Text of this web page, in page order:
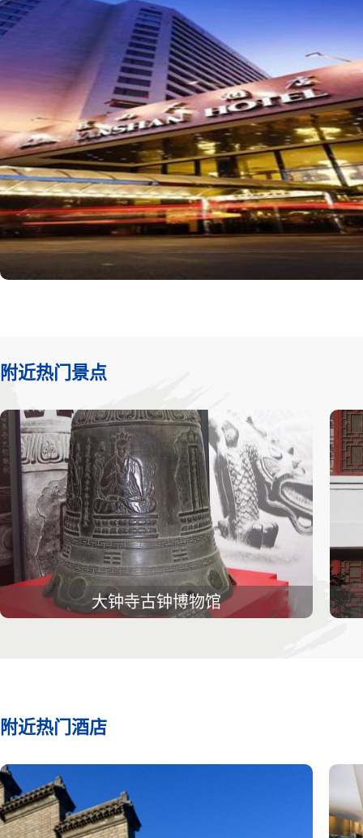
附近热门景点
大钟寺古钟博物馆
附近热门酒店